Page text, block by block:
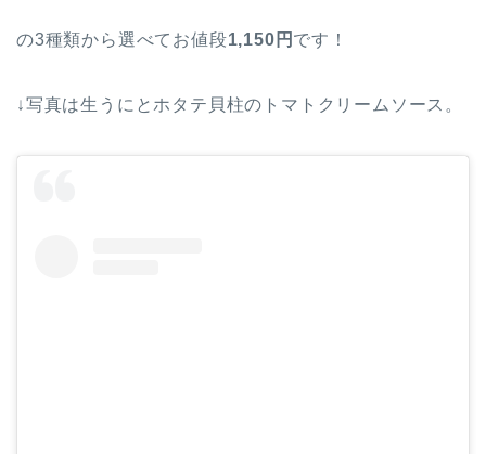
の3種類から選べてお値段1,150円 です！
↓写真は生うにとホタテ貝柱のトマトクリームソース。